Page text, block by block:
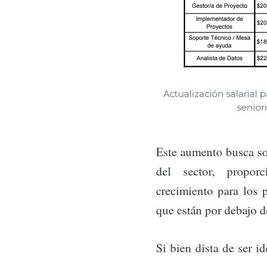
Actualización salarial
Este aumento busca
del sector,
crecimiento para los
que están por debajo
Si bien dista de ser